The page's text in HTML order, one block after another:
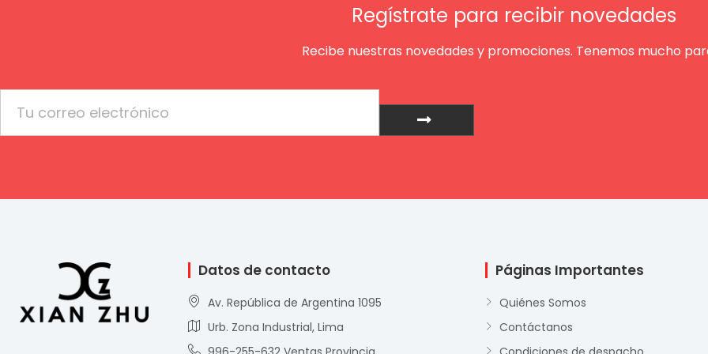
Regístrate para recibir novedades
Recibe nuestras novedades y promociones. Tenemos mucho
Enviar
Datos de contacto
Av. República de Argentina 1095
Urb. Zona Industrial, Lima
Páginas Importantes
Quiénes Somos
Contáctanos